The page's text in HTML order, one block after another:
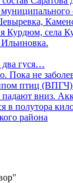
Курдюм, села
два гуся…
Пока не
птиц
вниз.
в полутора
района